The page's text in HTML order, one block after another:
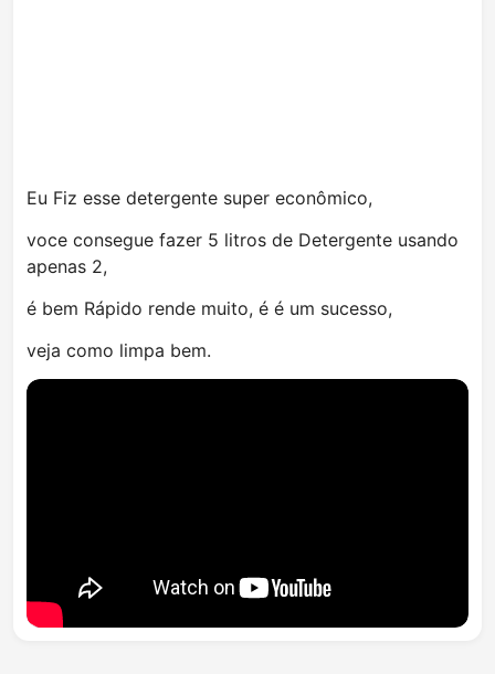
Eu Fiz esse detergente super econômico,
voce consegue fazer 5 litros de Detergente usando
apenas 2,
é bem Rápido rende muito, é é um sucesso,
veja como limpa bem.